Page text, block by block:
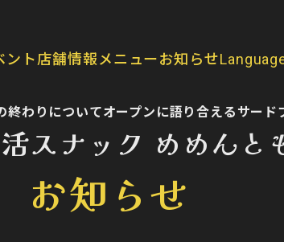
ント店舗情報 メニューお知らせ
終わりについてオープンに語り合えるサード
スナック めめんと
お知らせ